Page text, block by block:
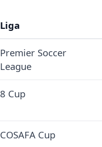
Liga
Premier Soccer
League
8 Cup
COSAFA Cup